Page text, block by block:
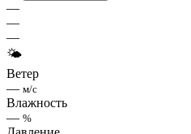
—
—
—
🌤
Ветер
— м/с
Влажность
— %